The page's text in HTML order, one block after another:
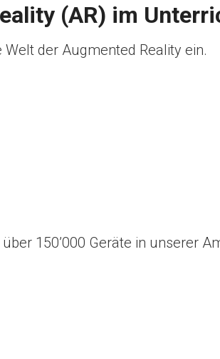
(AR) im
der Augmented Reality ein.
150’000 Geräte in unserer